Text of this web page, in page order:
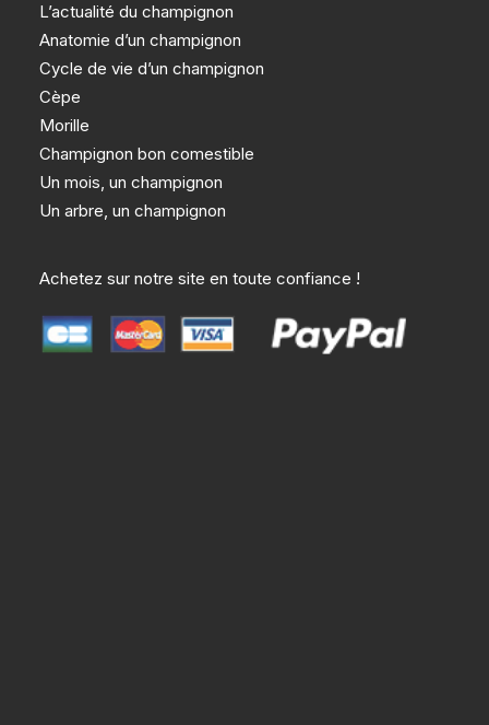
L’actualité du champignon
Anatomie d’un champignon
Cycle de vie d’un champignon
Cèpe
Morille
Champignon bon comestible
Un mois, un champignon
Un arbre, un champignon
Achetez sur notre site en toute confiance !